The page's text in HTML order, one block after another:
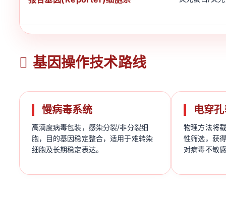
基因操作技术路线
慢病毒系统
高滴度病毒包装，感染分裂/非分裂细
胞，目的基因稳定整合，适用于难转染
细胞及长期稳定表达。
电穿
物理方法将
性筛选，获
对病毒不敏